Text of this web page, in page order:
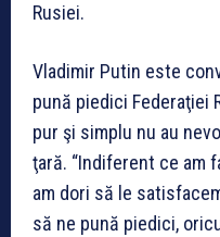
Rusiei.
Vladimir Putin este
pună piedici Federaţiei
pur şi simplu nu au
ţară. “Indiferent ce am
am dori să le
să ne pună piedici,